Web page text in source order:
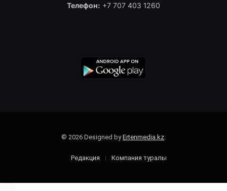
Телефон: +7 707 403 1260
© 2026 Designed byErtenmedia.kz
Редакция Компания туралы